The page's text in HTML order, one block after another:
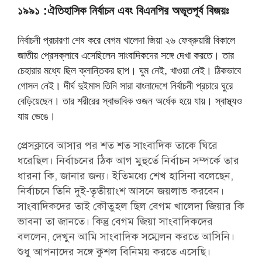
১৯৯১ :ঐতিহাসিক নির্বাচন এবং বিএনপির অভূতপূর্ব বিজয়ঃ
নির্বাচনী প্রচারণা শেষ করে বেগম খালেদা জিয়া ২৬ ফেব্রুয়ারী বিকালে
জাতীয় প্রেসক্লাবে এসেছিলেন সাংবাদিকদের সঙ্গে দেখা করতে। তার
চেহারার মধ্যে ছিল ক্লান্তিকর ছাপ। ঘুম নেই, খাওয়া নেই। ঠিকভাবে
গোসল নেই। দীর্ঘ দুইমাস তিনি সারা বাংলাদেশে নির্বাচনী প্রচারে ঘুরে
বেড়িয়েছেন। তার শরীরের স্বাভাবিক ওজন অর্ধেক হয়ে যায়। স্বাস্থ্যও
যায় ভেঙে।
প্রেসক্লাবে আসার পর শত শত সাংবাদিক তাকে ঘিরে
ধরেছিল। নির্বাচনের ঠিক আগ মুহুর্তে নির্বাচন সম্পর্কে তার
ধারনা কি, জানার জন্য। ইতিমধ্যে শেখ হাসিনা বলেছেন,
নির্বাচনে তিনি দুই-তৃতীয়াংশ আসনে জয়লাভ করবেন।
সাংবাদিকদের তাই কৌতুহল ছিল বেগম খালেদা জিয়ার কি
ভাবনা তা জানতে। কিন্তু বেগম জিয়া সাংবাদিকদের
বললেন, দেখুন আমি সাংবাদিক সম্মেলন করতে আসিনি।
শুধু আপনাদের সঙ্গে কুশল বিনিময় করতে এসেছি।